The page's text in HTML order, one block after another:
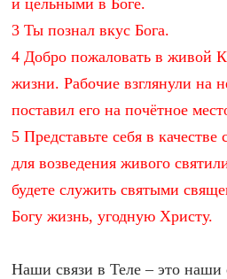
3 Ты познал вкус Бога.
4 Добро пожаловать в живой
жизни. Рабочие взглянули на
поставил его на почётное
5 Представьте себя в
для возведения живого
будете служить святыми
Богу жизнь, угодную Христу.
Наши связи в Теле – это наши